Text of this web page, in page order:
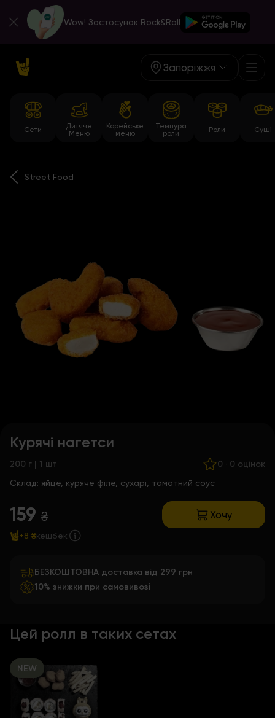
Wow! Застосунок Rock&Roll
Запоріжжя
Сети
Дитяче
Меню
Корейське
меню
Темпура
роли
Роли Суші
Street Food
Курячі нагетси
200 г | 1 шт 0 · 0 оцінок
Склад: яйце, куряче філе, сухарі, томатний соус
159 ₴ Хочу
+8 ₴кешбек
БЕЗКОШТОВНА доставка від 299 грн
10% знижки при самовивозі
Цей ролл в таких сетах
NEW